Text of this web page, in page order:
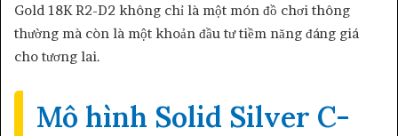
Gold 18K R2-D2 không chỉ là một món đồ chơi thông
thường mà còn là một khoản đầu tư tiềm năng đáng giá
cho tương lai.
Mô hình Solid Silver C-